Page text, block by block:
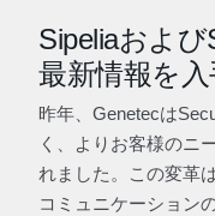
Sipeliaおよび
最新情報を入
昨年、Genetecは
く、よりお客様のニ
れました。この変革
コミュニケーション